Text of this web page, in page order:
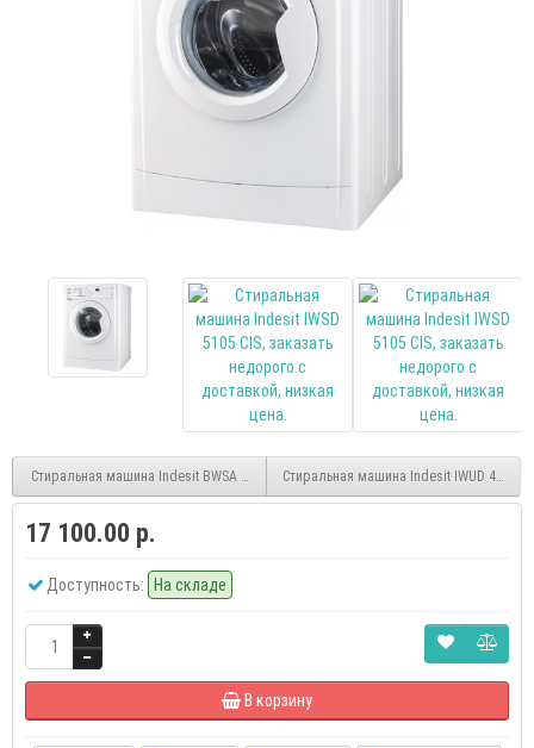
Стиральная машина Indesit BWSA 61051 Стиральная машина Indesit IWUD 4105,
17 100.00 р.
Доступность: На складе
В корзину